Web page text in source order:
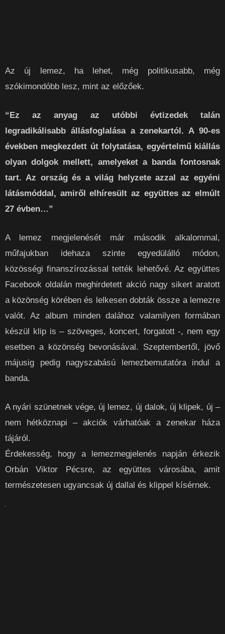
Az új lemez, ha lehet, még politikusabb, még
szókimondóbb lesz, mint az előzőek.
“Ez az anyag az utóbbi évtizedek talán
legradikálisabb állásfoglalása a zenekartól. A 90-es
években megkezdett út folytatása, egyértelmű kiállás
olyan dolgok mellett, amelyeket a banda fontosnak
tart. Az ország és a világ helyzete azzal az egyéni
látásmóddal, amiről elhíresült az együttes az elmúlt
27 évben…”
A lemez megjelenését már második alkalommal,
műfajukban idehaza szinte egyedülálló módon,
közösségi finanszírozással tették lehetővé. Az együttes
Facebook oldalán meghirdetett akció nagy sikert aratott
a közönség körében és lelkesen dobták össze a lemezre
valót. Az album minden dalához valamilyen formában
készül klip is – szöveges, koncert, forgatott -, nem egy
esetben a közönség bevonásával. Szeptembertől, jövő
májusig pedig nagyszabású lemezbemutatóra indul a
banda.
A nyári szünetnek vége, új lemez, új dalok, új klipek, új –
nem hétköznapi – akciók várhatóak a zenekar háza
tájáról.
Érdekesség, hogy a lemezmegjelenés napján érkezik
Orbán Viktor Pécsre, az együttes városába, amit
természetesen ugyancsak új dallal és klippel kísérnek.